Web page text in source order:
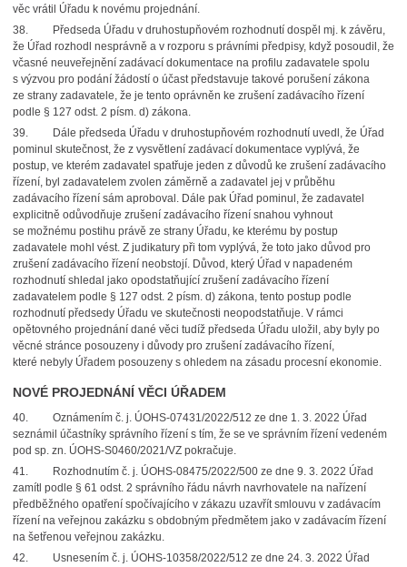
věc vrátil Úřadu k novému projednání.
38. Předseda Úřadu v druhostupňovém rozhodnutí dospěl mj. k závěru,
že Úřad rozhodl nesprávně a v rozporu s právními předpisy, když posoudil, že
včasné neuveřejnění zadávací dokumentace na profilu zadavatele spolu
s výzvou pro podání žádostí o účast představuje takové porušení zákona
ze strany zadavatele, že je tento oprávněn ke zrušení zadávacího řízení
podle § 127 odst. 2 písm. d) zákona.
39. Dále předseda Úřadu v druhostupňovém rozhodnutí uvedl, že Úřad
pominul skutečnost, že z vysvětlení zadávací dokumentace vyplývá, že
postup, ve kterém zadavatel spatřuje jeden z důvodů ke zrušení zadávacího
řízení, byl zadavatelem zvolen záměrně a zadavatel jej v průběhu
zadávacího řízení sám aproboval. Dále pak Úřad pominul, že zadavatel
explicitně odůvodňuje zrušení zadávacího řízení snahou vyhnout
se možnému postihu právě ze strany Úřadu, ke kterému by postup
zadavatele mohl vést. Z judikatury při tom vyplývá, že toto jako důvod pro
zrušení zadávacího řízení neobstojí. Důvod, který Úřad v napadeném
rozhodnutí shledal jako opodstatňující zrušení zadávacího řízení
zadavatelem podle § 127 odst. 2 písm. d) zákona, tento postup podle
rozhodnutí předsedy Úřadu ve skutečnosti neopodstatňuje. V rámci
opětovného projednání dané věci tudíž předseda Úřadu uložil, aby byly po
věcné stránce posouzeny i důvody pro zrušení zadávacího řízení,
které nebyly Úřadem posouzeny s ohledem na zásadu procesní ekonomie.
NOVÉ PROJEDNÁNÍ VĚCI ÚŘADEM
40. Oznámením č. j. ÚOHS-07431/2022/512 ze dne 1. 3. 2022 Úřad
seznámil účastníky správního řízení s tím, že se ve správním řízení vedeném
pod sp. zn. ÚOHS-S0460/2021/VZ pokračuje.
41. Rozhodnutím č. j. ÚOHS-08475/2022/500 ze dne 9. 3. 2022 Úřad
zamítl podle § 61 odst. 2 správního řádu návrh navrhovatele na nařízení
předběžného opatření spočívajícího v zákazu uzavřít smlouvu v zadávacím
řízení na veřejnou zakázku s obdobným předmětem jako v zadávacím řízení
na šetřenou veřejnou zakázku.
42. Usnesením č. j. ÚOHS-10358/2022/512 ze dne 24. 3. 2022 Úřad